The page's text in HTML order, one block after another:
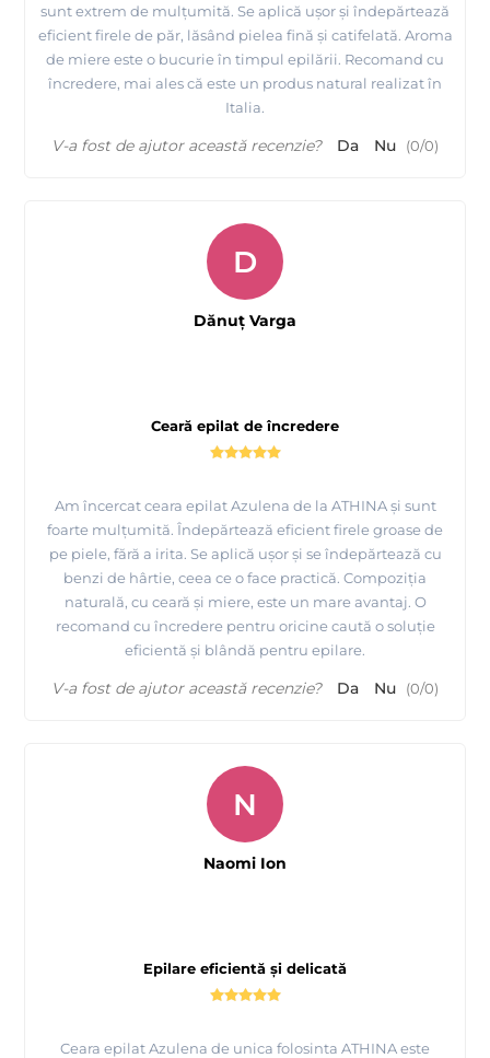
sunt extrem de mulțumită. Se aplică ușor și îndepărtează
eficient firele de păr, lăsând pielea fină și catifelată. Aroma
de miere este o bucurie în timpul epilării. Recomand cu
încredere, mai ales că este un produs natural realizat în
Italia.
V-a fost de ajutor această recenzie? Da Nu (0/0)
Ceară epilat de încredere
Am încercat ceara epilat Azulena de la ATHINA și sunt
foarte mulțumită. Îndepărtează eficient firele groase de
pe piele, fără a irita. Se aplică ușor și se îndepărtează cu
benzi de hârtie, ceea ce o face practică. Compoziția
naturală, cu ceară și miere, este un mare avantaj. O
recomand cu încredere pentru oricine caută o soluție
eficientă și blândă pentru epilare.
D
Dănuț Varga
V-a fost de ajutor această recenzie? Da Nu (0/0)
Epilare eficientă și delicată
Ceara epilat Azulena de unica folosinta ATHINA este
N
Naomi Ion